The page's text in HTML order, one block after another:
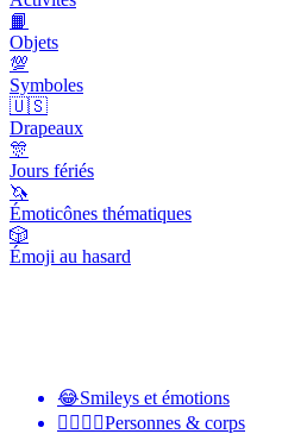
📙
Objets
💯
Symboles
🇺🇸
Drapeaux
🎊
Jours fériés
🦄
Émoticônes thématiques
🎲
Émoji au hasard
😂Smileys et émotions
👩‍❤️‍💋‍👨Personnes & corps